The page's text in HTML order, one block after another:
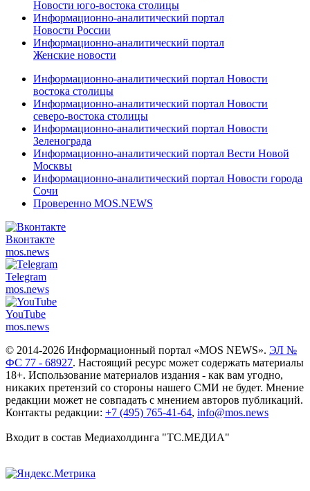
Новости юго-востока столицы
Информационно-аналитический портал
Новости России
Информационно-аналитический портал
Женские новости
Информационно-аналитический портал Новости
востока столицы
Информационно-аналитический портал Новости
северо-востока столицы
Информационно-аналитический портал Новости
Зеленограда
Информационно-аналитический портал Вести Новой
Москвы
Информационно-аналитический портал Новости города
Сочи
Проверенно MOS.NEWS
Вконтакте
mos.news
Telegram
mos.news
YouTube
mos.news
© 2014-2026 Информационный портал «MOS NEWS». ЭЛ №
ФС 77 - 68927. Настоящий ресурс может содержать материалы
18+. Использование материалов издания - как вам угодно,
никаких претензий со стороны нашего СМИ не будет. Мнение
редакции может не совпадать с мнением авторов публикаций.
Контакты редакции: +7 (495) 765-41-64, info@mos.news
Входит в состав Медиахолдинга "ТС.МЕДИА"